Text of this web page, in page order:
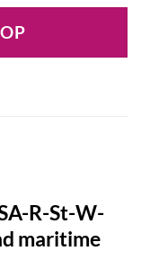
€.
R-St-W-
maritime